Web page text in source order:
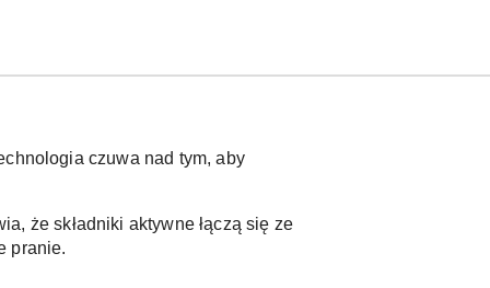
czuwa nad tym, aby
że składniki aktywne łączą się ze
pranie.